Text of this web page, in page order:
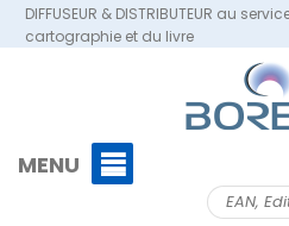
DIFFUSEUR & DISTRIBUTEUR au
cartographie et du livre
MENU